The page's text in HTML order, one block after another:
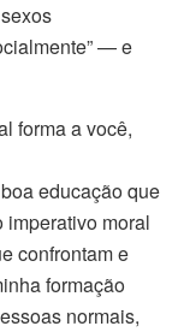
— e
forma a você,
educação que
imperativo moral
confrontam e
formação
normais,